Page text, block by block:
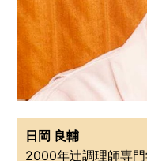
日岡 良輔
2000年辻調理師専